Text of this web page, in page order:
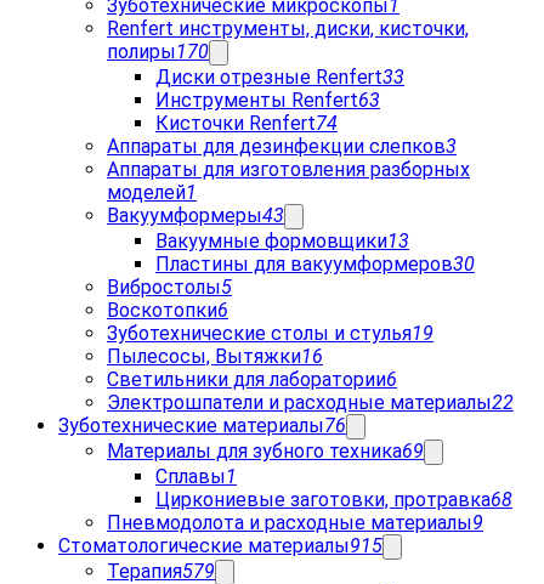
Зуботехнические микроскопы1
Renfert инструменты, диски, кисточки,
полиры170
Диски отрезные Renfert33
Инструменты Renfert63
Кисточки Renfert74
Аппараты для дезинфекции слепков3
Аппараты для изготовления разборных
моделей1
Вакуумформеры43
Вакуумные формовщики13
Пластины для вакуумформеров30
Вибростолы5
Воскотопки6
Зуботехнические столы и стулья19
Пылесосы, Вытяжки16
Светильники для лаборатории6
Электрошпатели и расходные материалы22
Зуботехнические материалы76
Материалы для зубного техника69
Сплавы1
Циркониевые заготовки, протравка68
Пневмодолота и расходные материалы9
Стоматологические материалы915
Терапия579